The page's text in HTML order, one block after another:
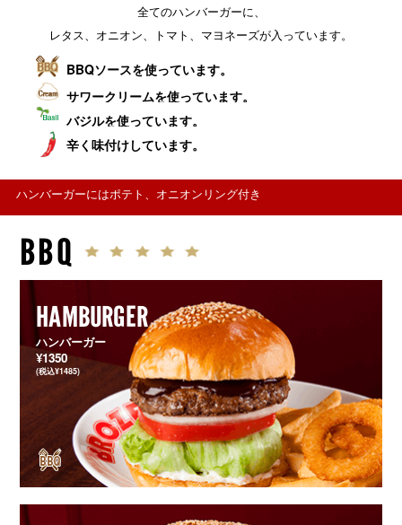
全てのハンバーガーに、
レタス、オニオン、トマト、マヨネーズが入っています。
BBQソースを使っています。
サワークリームを使っています。
バジルを使っています。
辛く味付けしています。
ハンバーガーにはポテト、オニオンリング付き
BBQ
HAMBURGER
ハンバーガー
¥1350
(税込¥1485)